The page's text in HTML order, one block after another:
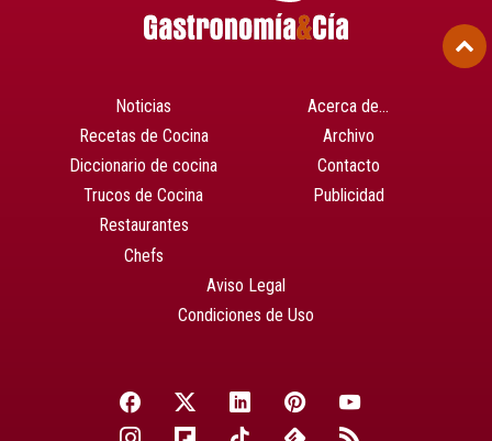
Noticias
Recetas de Cocina
Diccionario de cocina
Trucos de Cocina
Restaurantes
Chefs
Acerca de…
Archivo
Contacto
Publicidad
Aviso Legal
Condiciones de Uso